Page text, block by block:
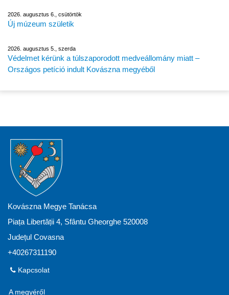
2026. augusztus 6., csütörtök
Új múzeum születik
2026. augusztus 5., szerda
Védelmet kérünk a túlszaporodott medveállomány miatt –
Országos petíció indult Kovászna megyéből
Kovászna Megye Tanácsa
Piața Libertății 4, Sfântu Gheorghe 520008
Județul Covasna
+40267311190
Kapcsolat
A megyéről